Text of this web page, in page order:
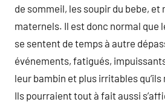
de sommeil, les soupir du bebe,
maternels. Il est donc normal que
se sentent de temps à autre
événements, fatigués,
leur bambin et plus irritables
Ils pourraient tout à fait aussi